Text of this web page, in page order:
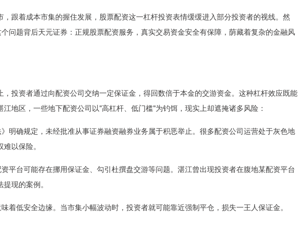
跟着成本市集的握住发展，股票配资这一杠杆投资表情缓缓进入部分投资者的视线。然
问题背后天元证券：正规股票配资服务，真实交易资金安全有保障，荫藏着复杂的金融风
，投资者通过向配资公司交纳一定保证金，得回数倍于本金的交游资金。这种杠杆效应既能
地区，一些地下配资公司以"高杠杆、低门槛"为钓饵，现实上却遮掩诸多风险：
明确规定，未经批准从事证券融资融券业务属于积恶举止。很多配资公司运营处于灰色地
以保险。
平台可能存在挪用保证金、勾引杜撰盘交游等问题。湛江曾出现投资者在腹地某配资平台
现的案例。
着低安全边缘。当市集小幅波动时，投资者就可能靠近强制平仓，损失一王人保证金。